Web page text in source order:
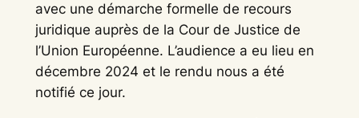
avec une démarche formelle de recours
juridique auprès de la Cour de Justice de
l’Union Européenne. L’audience a eu lieu en
décembre 2024 et le rendu nous a été
notifié ce jour.